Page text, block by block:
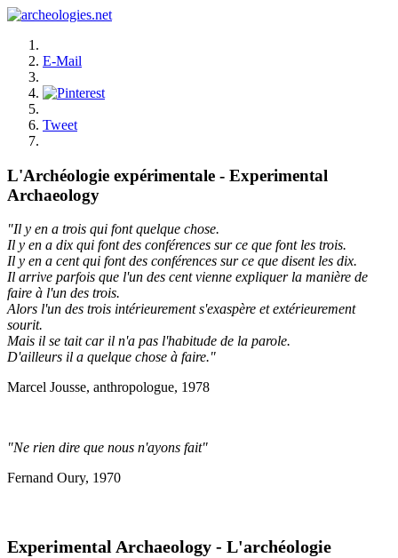
E-Mail
Tweet
L'Archéologie expérimentale - Experimental
Archaeology
"Il y en a trois qui font quelque chose.
Il y en a dix qui font des conférences sur ce que font les trois.
Il y en a cent qui font des conférences sur ce que disent les dix.
Il arrive parfois que l'un des cent vienne expliquer la manière de
faire à l'un des trois.
Alors l'un des trois intérieurement s'exaspère et extérieurement
sourit.
Mais il se tait car il n'a pas l'habitude de la parole.
D'ailleurs il a quelque chose à faire."
Marcel Jousse, anthropologue, 1978
"Ne rien dire que nous n'ayons fait"
Fernand Oury, 1970
Experimental Archaeology - L'archéologie